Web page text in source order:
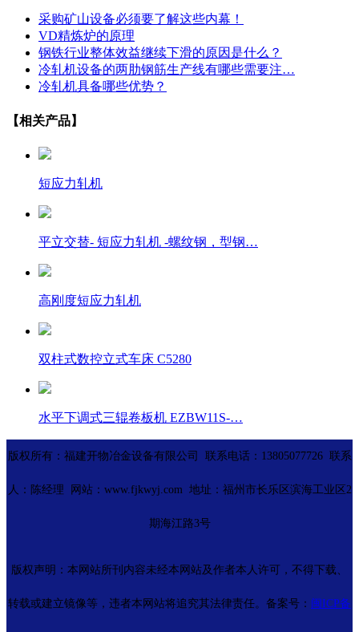
采购矿山设备必须要了解这些内幕！
VD精炼炉的原理
钢铁行业整体效益继续下滑的原因是什么？
冷轧机设备的两肋钢筋生产线有哪些需要注…
冷轧机具备哪些优势？
【相关产品】
短应力轧机
平立交替- 短应力轧机 -螺纹钢，型钢…
高刚度短应力轧机
双柱式数控立式车床 C5280
水平下调式三辊卷板机 EZBW11S-…
版权所有：福建开物冶金设备有限公司 联系电话：13805077726 联系
人：陈经理 网站：www.fjkwyj.com 地址：福州市长乐区滨海工业区2
期海江路3号
版权声明：本网站所刊内容未经本网站及作者本人许可，不得下载、
转载或建立镜像等，违者本网站将追究其法律责任。备案号： 闽ICP备